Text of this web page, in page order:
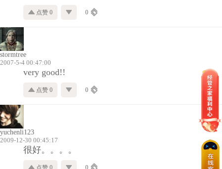
点赞 0 0
stormtree
2007-5-4 00:47:00
very good!!
点赞 0 0
yuchenli123
2009-12-30 00:45:17
很好。。。。
点赞 0 0